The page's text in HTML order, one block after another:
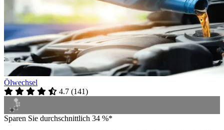
Ölwechsel
4.7 (141)
Sparen Sie durchschnittlich 34 %*